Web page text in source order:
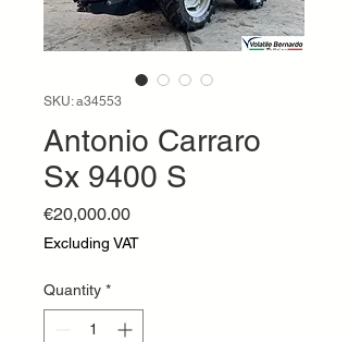
SKU: a34553
Antonio Carraro
Sx 9400 S
€20,000.00Price
Excluding VAT
Quantity *